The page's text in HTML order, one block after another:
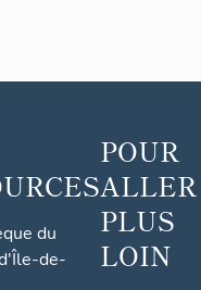
du
de-
POUR
ALLER
PLUS
LOIN